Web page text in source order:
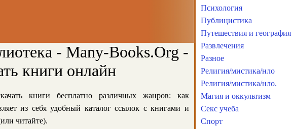
- Many-Books.Org -
книги онлайн
книги бесплатно различных жанров: как
из себя удобный каталог ссылок с книгами и
читайте).
Психология
Публицистика
Путешествия и география
Развлечения
Разное
Религия/мистика/нло
Религия/мистика/нло.
Магия и оккультизм
Секс учеба
Спорт